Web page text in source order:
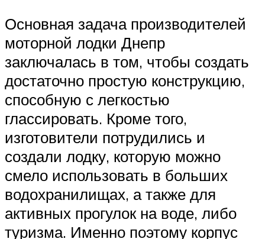
Основная задача производителей
моторной лодки Днепр
заключалась в том, чтобы создать
достаточно простую конструкцию,
способную с легкостью
глассировать. Кроме того,
изготовители потрудились и
создали лодку, которую можно
смело использовать в больших
водохранилищах, а также для
активных прогулок на воде, либо
туризма. Именно поэтому корпус